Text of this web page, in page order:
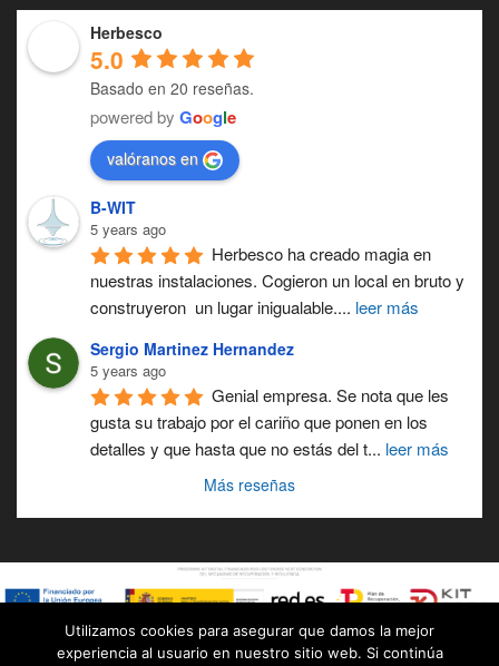
Herbesco
5.0
Basado en 20 reseñas.
powered by Google
valóranos en
B-WIT
5 years ago
Herbesco ha creado magia en
nuestras instalaciones. Cogieron un local en bruto y
construyeron  un lugar inigualable.... leer más
Sergio Martinez Hernandez
5 years ago
Genial empresa. Se nota que les
gusta su trabajo por el cariño que ponen en los
detalles y que hasta que no estás del t... leer más
Más reseñas
Utilizamos cookies para asegurar que damos la mejor
experiencia al usuario en nuestro sitio web. Si continúa